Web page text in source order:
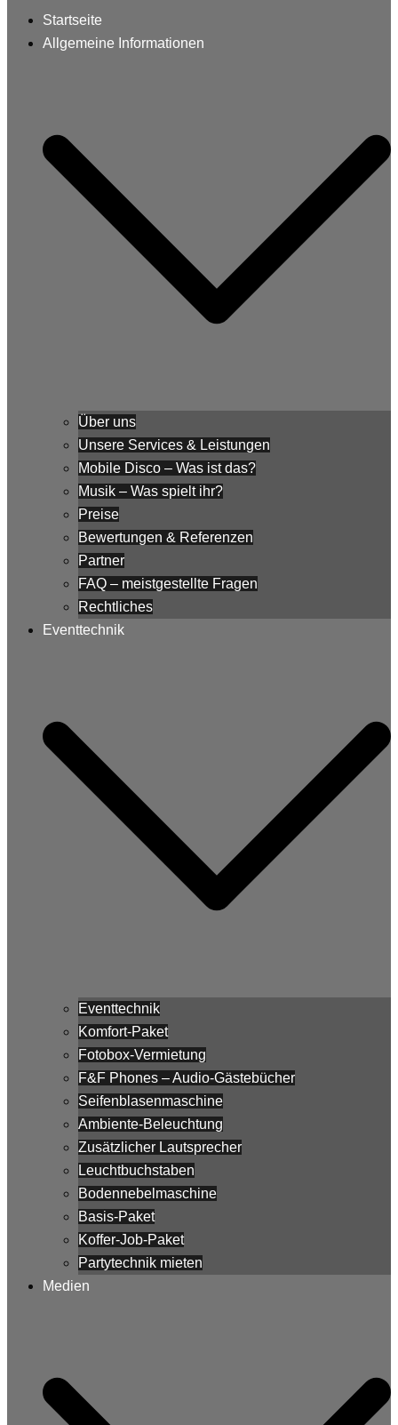
Startseite
Allgemeine Informationen
Über uns
Unsere Services & Leistungen
Mobile Disco – Was ist das?
Musik – Was spielt ihr?
Preise
Bewertungen & Referenzen
Partner
FAQ – meistgestellte Fragen
Rechtliches
Eventtechnik
Eventtechnik
Komfort-Paket
Fotobox-Vermietung
F&F Phones – Audio-Gästebücher
Seifenblasenmaschine
Ambiente-Beleuchtung
Zusätzlicher Lautsprecher
Leuchtbuchstaben
Bodennebelmaschine
Basis-Paket
Koffer-Job-Paket
Partytechnik mieten
Medien